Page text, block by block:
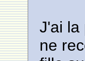
J'ai la
ne